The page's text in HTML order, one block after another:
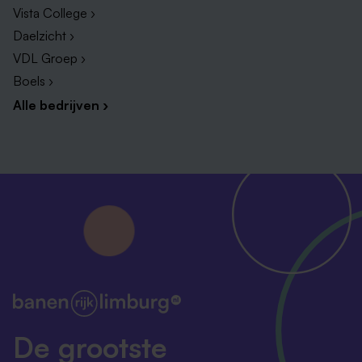
MBO persoonlijk begeleider maatschappelijke
zorg, sociaal werk niveau 4 of vergelijkbaar. HBO
Social Work, Pedagogiek of vergelijkbare
opleiding.
(ochtend-, middag- avond- en slaapdiensten)
feestdagen is onderdeel van het rooster.
Je hebt affiniteit met kinderen tussen de 4 en 12
jaar die te maken hebben met (ernstige)
ontwikkelings- gedrags- en/of leerproblemen.
Leveren van een bijdrage aan een veilig behandel-
en leefklimaat.
analyseren en hanteren van interactiepatronen.
Vista College ›
Daelzicht ›
VDL Groep ›
Boels ›
Alle bedrijven ›
De grootste